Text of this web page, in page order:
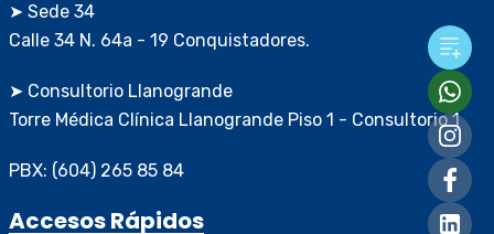
➤ Sede 34
Calle 34 N. 64a - 19 Conquistadores.
➤ Consultorio Llanogrande
Torre Médica Clínica Llanogrande Piso 1 - Consultorio 1
PBX: (604) 265 85 84
Accesos Rápidos